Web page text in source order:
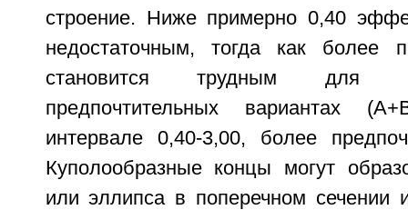
строение. Ниже примерно 0,40
недостаточным, тогда как более
становится трудным для
предпочтительных вариантах
интервале 0,40-3,00, более
Куполообразные концы могут
или эллипса в поперечном сечении